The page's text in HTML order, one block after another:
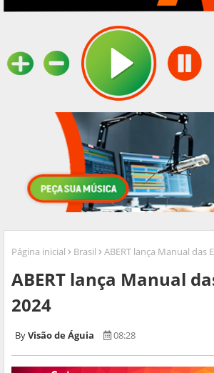
Página inicial Brasil ABERT lança Manual das
ABERT lança Manual
2024
Visão de Águia 08:28